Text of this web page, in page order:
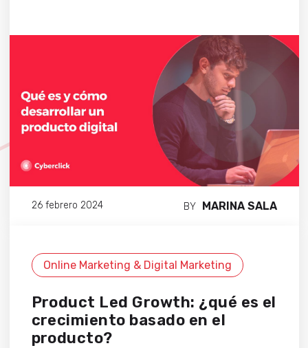
26 febrero 2024 BY MARINA SALA
Online Marketing & Digital Marketing
Product Led Growth: ¿qué es el
crecimiento basado en el
producto?